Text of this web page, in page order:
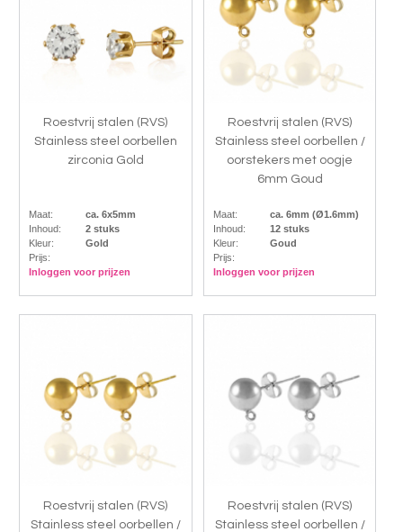
Roestvrij stalen (RVS)
Stainless steel oorbellen
zirconia Gold
Maat:
ca. 6x5mm
Inhoud:
2 stuks
Kleur:
Gold
Prijs:
Inloggen voor prijzen
Roestvrij stalen (RVS)
Stainless steel oorbellen /
oorstekers met oogje
6mm Goud
Maat:
ca. 6mm (Ø1.6mm)
Inhoud:
12 stuks
Kleur:
Goud
Prijs:
Inloggen voor prijzen
Roestvrij stalen (RVS)
Stainless steel oorbellen /
Roestvrij stalen (RVS)
Stainless steel oorbellen /